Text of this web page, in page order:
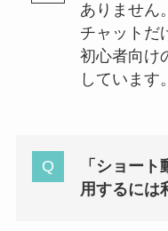
ありません
チャットだ
初心者向け
しています。
「 ショート
用するには